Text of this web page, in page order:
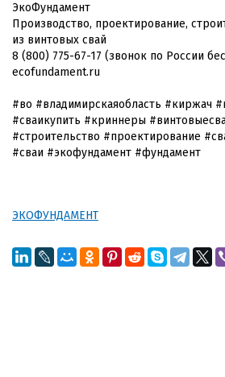
ЭкоФундамент
Производство, проектирование,
из винтовых свай
8 (800) 775-67-17 (звонок по России
ecofundament.ru
#во #владимирскаяобласть #киржач
#сваикупить #криннеры
#строительство #проектирование
#сваи #экофундамент #фундамент
ЭКОФУНДАМЕНТ